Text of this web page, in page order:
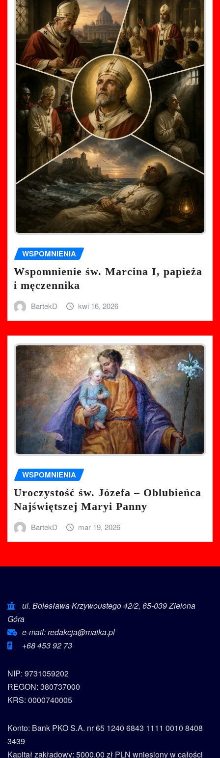
WSPOMNIENIA
Wspomnienie św. Marcina I, papieża
i męczennika
BartekD kwi 16, 2026
WSPOMNIENIA
Uroczystość św. Józefa – Oblubieńca
Najświętszej Maryi Panny
BartekD mar 19, 2026
ul. Bolesława Krzywoustego 42/2, 65-039 Zielona
Góra
e-mail: redakcja@maika.pl
+68 453 92 73
NIP: 9731059202
REGON: 380737000
KRS: 0000740005
Konto: Bank PKO S.A. nr 65 1240 6843 1111 0010 8408
3439
Kapitał zakładowy: 5000,00 zł PLN wniesiony w całości